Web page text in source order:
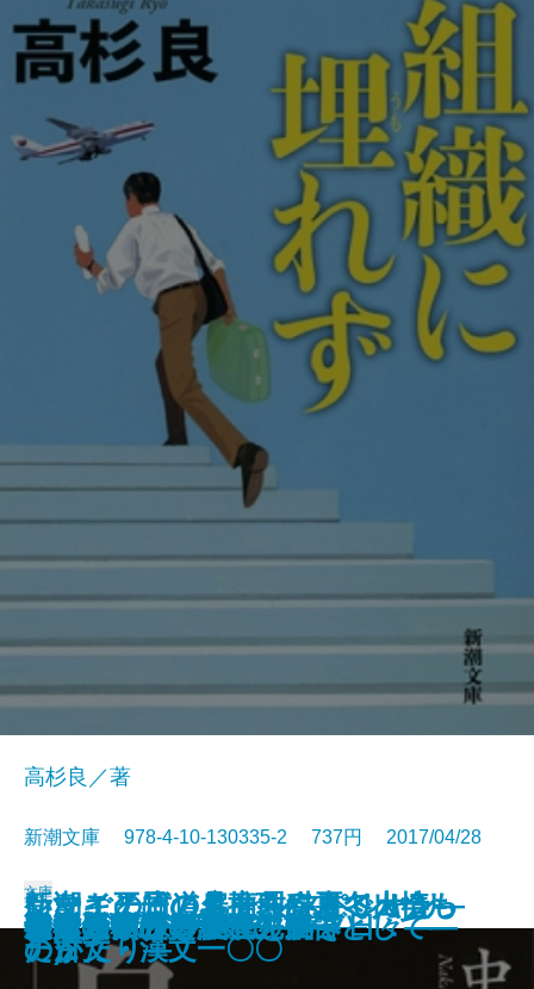
細胞異植
冬虫夏草
いなごの日／クール・ミリオン―
ナサニエル・ウエスト傑作選―
卵を産めない郭公
オリヴァー・ツイスト
カカノムモノ
青年のための読書クラブ
乗合船―慶次郎縁側日記―
自覚―隠蔽捜査5.5―
組織に埋れず
高杉良／著
新潮文庫 978-4-10-130335-2 737円 2017/04/28
文庫
自省録―歴史法廷の被告として―
親鸞「四つの謎」を解く
春山入り
チャップリン自伝―若き日々―
ケーキ王子の名推理(スペシャリ
テ)2
シマイチ古道具商―春夏冬人情も
のがたり―
かくも水深き不在
仙丹の契り―僕僕先生―
新潮ことばの扉 教科書で出会っ
た古文・漢文一〇〇
磁極反転の日